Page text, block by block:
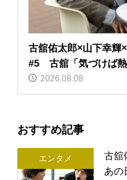
古舘佑太郎×山下幸輝
#5 古舘「気づけば熱
2026.08.08
おすすめ記事
エンタメ
古舘
あの